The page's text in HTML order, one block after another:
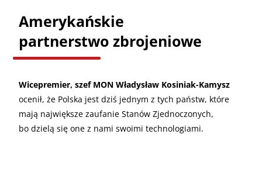
Amerykańskie
partnerstwo zbrojeniowe
Wicepremier, szef MON Władysław Kosiniak-Kamysz
ocenił, że Polska jest dziś jednym z tych państw, które
mają największe zaufanie Stanów Zjednoczonych,
bo dzielą się one z nami swoimi technologiami.